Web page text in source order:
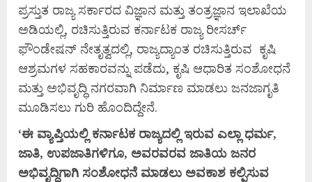
ಪ್ರಸ್ತುತ ರಾಜ್ಯ ಸರ್ಕಾರದ ವಿಜ್ಞಾನ ಮತ್ತು ತಂತ್ರಜ್ಞಾನ ಇಲಾಖೆಯ
ಅಡಿಯಲ್ಲಿ, ರಚಿಸುತ್ತಿರುವ ಕರ್ನಾಟಕ ರಾಜ್ಯ ರೀಸರ್ಚ್
ಫೌಂಡೇಷನ್ ನೇತೃತ್ವದಲ್ಲಿ, ರಾಜ್ಯದ್ಯಾಂತ ರಚಿಸುತ್ತಿರುವ ಕೃಷಿ
ಆಶ್ರಮಗಳ ಸಹಕಾರವನ್ನು ಪಡೆದು, ಕೃಷಿ ಆಧಾರಿತ ಸಂಶೋಧನೆ
ಮತ್ತು ಅಭಿವೃದ್ಧಿ ನಗರವಾಗಿ ನಿರ್ಮಾಣ ಮಾಡಲು ಜನಜಾಗೃತಿ
ಮೂಡಿಸಲು ಗುರಿ ಹೊಂದಿದ್ದೇನೆ.
‘ಈ ವ್ಯಾಪ್ತಿಯಲ್ಲಿ ಕರ್ನಾಟಕ ರಾಜ್ಯದಲ್ಲಿ ಇರುವ ಎಲ್ಲಾ ಧರ್ಮ,
ಜಾತಿ, ಉಪಜಾತಿಗಳಿಗೂ, ಅವರವರವ ಜಾತಿಯ ಜನರ
ಅಭಿವೃದ್ಧಿಗಾಗಿ ಸಂಶೋಧನೆ ಮಾಡಲು ಅವಕಾಶ ಕಲ್ಪಿಸುವ